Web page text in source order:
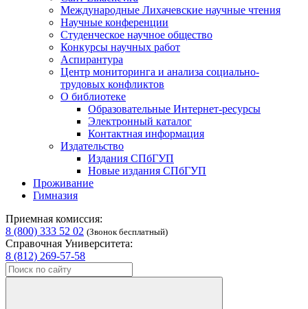
Международные Лихачевские научные чтения
Научные конференции
Студенческое научное общество
Конкурсы научных работ
Аспирантура
Центр мониторинга и анализа социально-
трудовых конфликтов
О библиотеке
Образовательные Интернет-ресурсы
Электронный каталог
Контактная информация
Издательство
Издания СПбГУП
Новые издания СПбГУП
Проживание
Гимназия
Приемная комиссия:
8 (800) 333 52 02 (Звонок бесплатный)
Справочная Университета:
8 (812) 269-57-58